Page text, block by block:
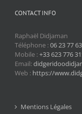
CONTACT INFO
Raphaël Didjaman
Téléphone :06 23 77
Mobile :+33 623 776
Email:
Web : https://
Mentions Légales